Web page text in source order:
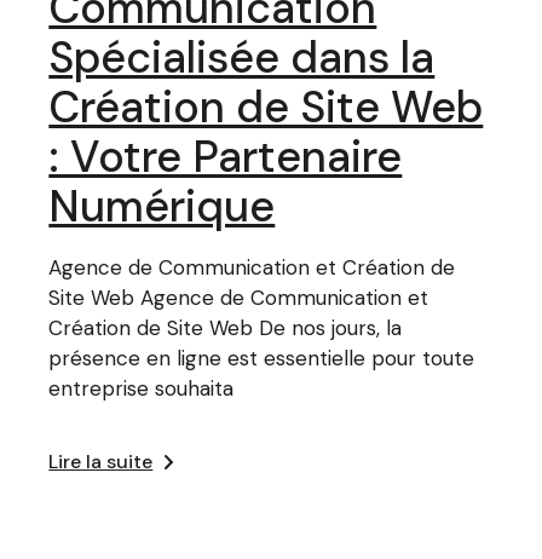
Spécialisée dans la
Création de Site Web
: Votre Partenaire
Numérique
Agence de Communication et Création de
Site Web Agence de Communication et
Création de Site Web De nos jours, la
présence en ligne est essentielle pour toute
entreprise souhaita
Lire la suite